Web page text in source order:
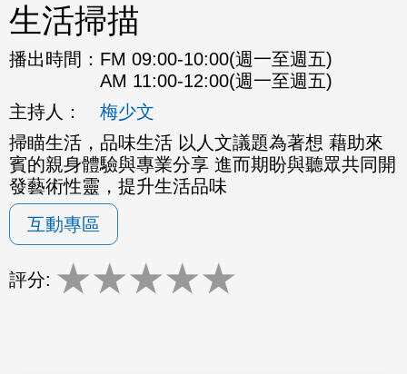
生活掃描
播出時間： FM 09:00-10:00(週一至週五)
AM 11:00-12:00(週一至週五)
主持人：
梅少文
掃瞄生活，品味生活 以人文議題為著想 藉助來
賓的親身體驗與專業分享 進而期盼與聽眾共同開
發藝術性靈，提升生活品味
互動專區
評分: ★★★★★